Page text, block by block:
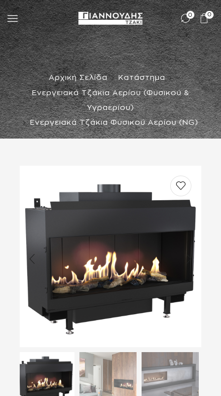
0 0
Αρχική Σελίδα Κατάστημα
Ενεργειακά Τζάκια Αερίου (Φυσικού &
Υγραερίου)
Ενεργειακά Τζάκια Φυσικού Αερίου (NG)